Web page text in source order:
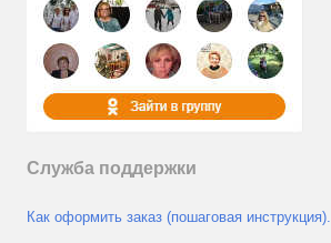
Служба поддержки
Как оформить заказ (пошаговая инструкция).